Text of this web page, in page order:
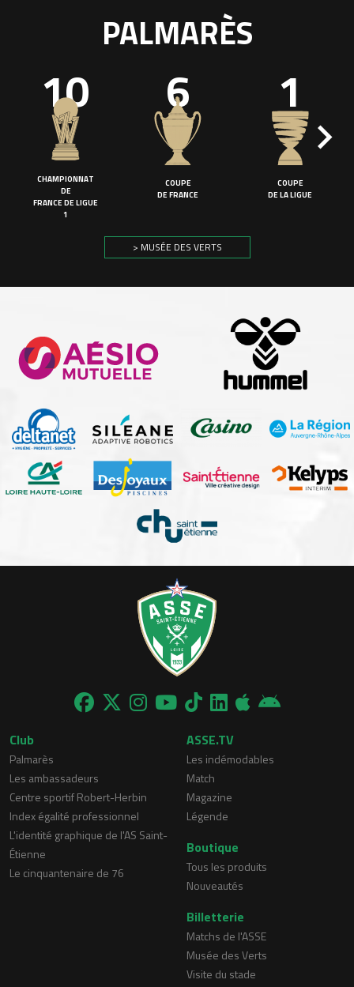
PALMARÈS
10
CHAMPIONNAT
DE
FRANCE DE LIGUE
1
6
COUPE
DE FRANCE
1
COUPE
DE LA LIGUE
> MUSÉE DES VERTS
Club
Palmarès
Les ambassadeurs
Centre sportif Robert-Herbin
Index égalité professionnel
L'identité graphique de l'AS Saint-
Étienne
Le cinquantenaire de 76
ASSE.TV
Les indémodables
Match
Magazine
Légende
Boutique
Tous les produits
Nouveautés
Billetterie
Matchs de l'ASSE
Musée des Verts
Visite du stade